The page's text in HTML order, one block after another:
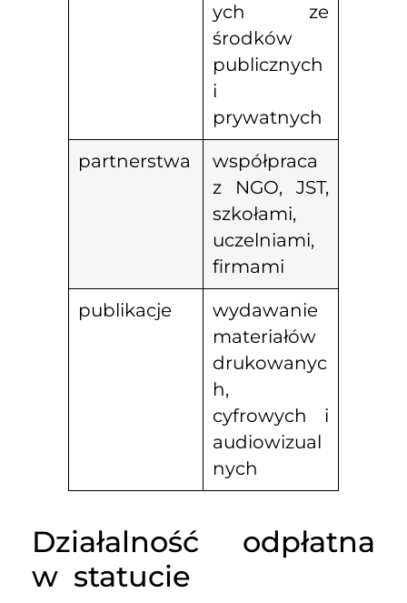
ych ze
środków
publicznych
i
prywatnych
partnerstwa
współpraca
z NGO, JST,
szkołami,
uczelniami,
firmami
publikacje
wydawanie
materiałów
drukowanyc
h,
cyfrowych i
audiowizual
nych
Działalność odpłatna
w statucie